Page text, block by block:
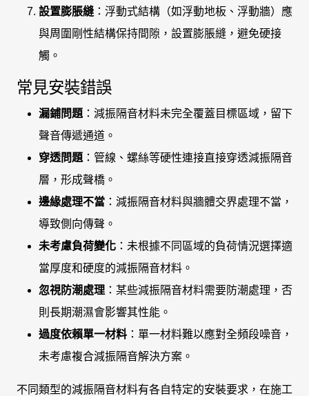
設置膨脹縫 ：浮動式結構（如浮動地板、浮動牆）應
與周圍剛性結構保持間隙，設置膨脹縫，避免硬接
觸。
常見安裝錯誤
漏鋪問題 ：減振隔音材料未完全覆蓋目標區域，留下
聲音傳遞通道。
穿透問題 ：管線、螺絲等硬性連接直接穿透減振隔音
層，形成聲橋。
邊緣處理不當 ：減振隔音材料與牆體交界處理不當，
導致側向傳聲。
未考慮負荷變化 ：未根據不同區域的負荷情況選擇適
當厚度和硬度的減振隔音材料。
忽視防潮處理 ：某些減振隔音材料需要防潮處理，否
則長期潮濕會影響其性能。
過度依賴單一材料 ：單一材料難以應對全頻段噪音，
未考慮複合減振隔音解決方案。
不同類型的減振隔音材料有各自特定的安裝要求，在施工